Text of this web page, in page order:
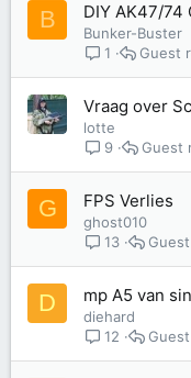
B DIY AK47/74
Bunker-Buster
1
Guest
Vraag over
lotte
9
Guest
G FPS Verlies
ghost010
13
Guest
D mp A5 van
diehard
12
Guest